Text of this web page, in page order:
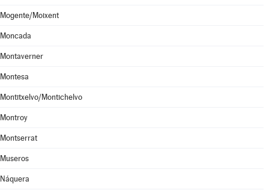
Mogente/Moixent
Moncada
Montaverner
Montesa
Montitxelvo/Montichelvo
Montroy
Montserrat
Museros
Náquera